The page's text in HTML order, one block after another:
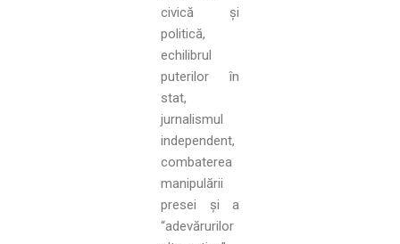
civică și
politică,
echilibrul
puterilor în
stat,
jurnalismul
independent,
combaterea
manipulării
presei și a
“adevărurilor